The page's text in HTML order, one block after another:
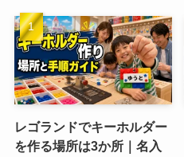
レゴランドでキーホルダー
を作る場所は3か所｜名入